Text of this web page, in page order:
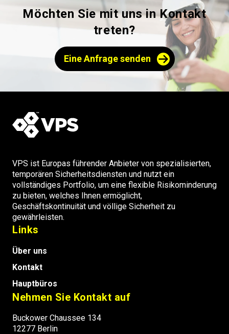
Möchten Sie mit uns in Kontakt
treten?
Eine Anfrage senden
VPS ist Europas führender Anbieter von spezialisierten,
temporären Sicherheitsdiensten und nutzt ein
vollständiges Portfolio, um eine flexible Risikominderung
zu bieten, welches Ihnen ermöglicht,
Geschäftskontinuität und völlige Sicherheit zu
gewährleisten.
Links
Über uns
Kontakt
Hauptbüros
Nehmen Sie Kontakt auf
Buckower Chaussee 134
12277 Berlin